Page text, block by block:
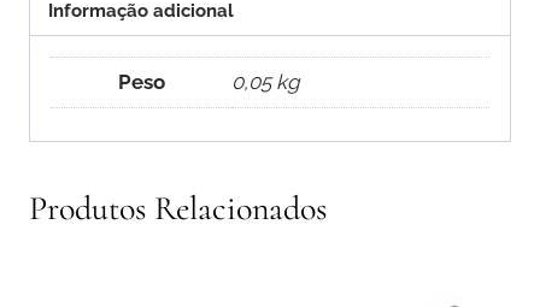
Informação adicional
Peso 0,05 kg
Produtos Relacionados